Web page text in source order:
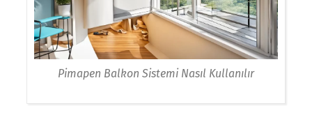
Pimapen Balkon Sistemi Nasıl Kullanılır